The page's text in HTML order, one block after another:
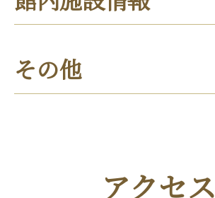
その他
アクセス